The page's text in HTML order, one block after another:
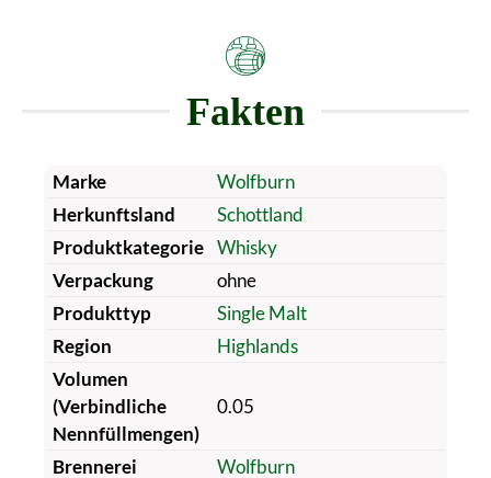
Fakten
Marke
Wolfburn
Herkunftsland
Schottland
Produktkategorie Whisky
Verpackung
ohne
Produkttyp
Single Malt
Region
Highlands
Volumen
(Verbindliche
Nennfüllmengen)
0.05
Brennerei Wolfburn